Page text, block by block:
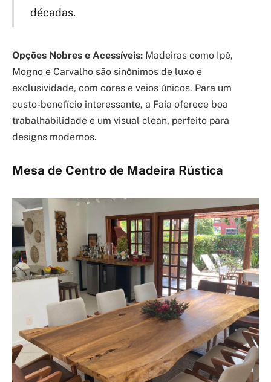
décadas.
Opções Nobres e Acessíveis: Madeiras como Ipê,
Mogno e Carvalho são sinônimos de luxo e
exclusividade, com cores e veios únicos. Para um
custo-benefício interessante, a Faia oferece boa
trabalhabilidade e um visual clean, perfeito para
designs modernos.
Mesa de Centro de Madeira Rústica